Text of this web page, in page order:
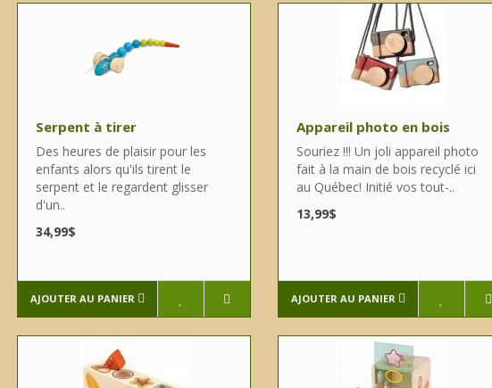
Serpent à tirer
Des heures de plaisir pour les
enfants alors qu'ils tirent le
serpent et le regardent glisser
d'un..
34,99$
AJOUTER AU PANIER
Appareil photo en bois
Souriez !!! Un joli appareil photo
fait à la main de bois recyclé ici
au Québec! Initié vos tout-..
13,99$
AJOUTER AU PANIER